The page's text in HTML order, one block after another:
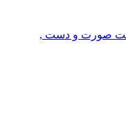
صورت و دست ,